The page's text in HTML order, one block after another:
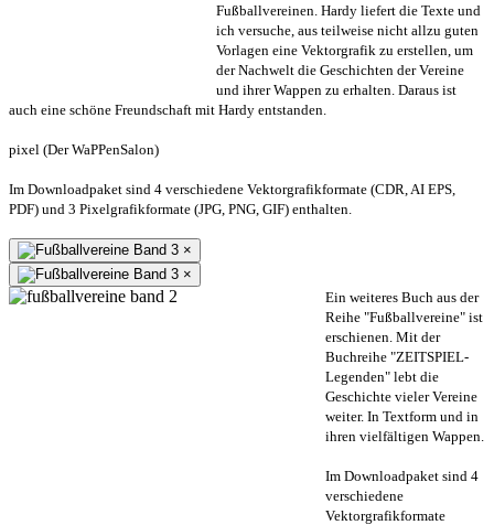
Fußballvereinen. Hardy liefert die Texte und
ich versuche, aus teilweise nicht allzu guten
Vorlagen eine Vektorgrafik zu erstellen, um
der Nachwelt die Geschichten der Vereine
und ihrer Wappen zu erhalten. Daraus ist
auch eine schöne Freundschaft mit Hardy entstanden.
pixel (Der WaPPenSalon)
Im Downloadpaket sind 4 verschiedene Vektorgrafikformate (CDR, AI EPS,
PDF) und 3 Pixelgrafikformate (JPG, PNG, GIF) enthalten.
×
×
Ein weiteres Buch aus der
Reihe "Fußballvereine" ist
erschienen. Mit der
Buchreihe "ZEITSPIEL-
Legenden" lebt die
Geschichte vieler Vereine
weiter. In Textform und in
ihren vielfältigen Wappen.
Im Downloadpaket sind 4
verschiedene
Vektorgrafikformate